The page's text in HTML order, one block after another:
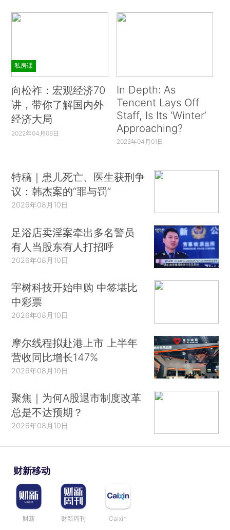
私房课
向松祚：宏观经济70
讲，带你了解国内外
经济大局
2022年04月06日
In Depth: As
Tencent Lays Off
Staff, Is Its ‘Winter’
Approaching?
2022年04月01日
特稿｜患儿死亡、医生获刑争
议：韩杰案的“罪与罚”
2026年08月10日
足浴店卖淫案牵出多名警员
有人当股东有人打招呼
2026年08月10日
宇树科技开始申购 中签堪比
中彩票
2026年08月10日
摩尔线程拟赴港上市 上半年
营收同比增长147%
2026年08月10日
聚焦｜为何A股退市制度改革
总是不达预期？
2026年08月10日
财新移动
财新 财新周刊 Caixin